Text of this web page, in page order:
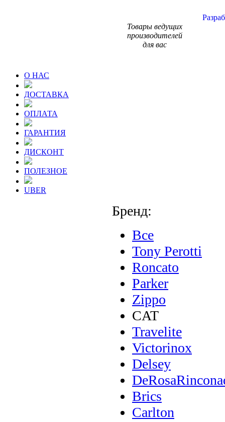
Товары ведущих
производителей
для вас
О НАС
ДОСТАВКА
ОПЛАТА
ГАРАНТИЯ
ДИСКОНТ
ПОЛЕЗНОЕ
UBER
Бренд:
Все
Tony Perotti
Roncato
Parker
Zippo
CAT
Travelite
Victorinox
Delsey
Brics
Carlton